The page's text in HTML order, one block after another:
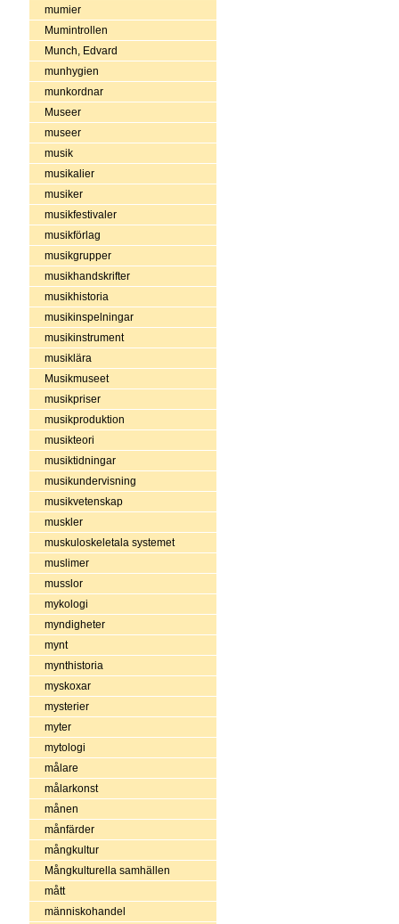
mumier
Mumintrollen
Munch, Edvard
munhygien
munkordnar
Museer
museer
musik
musikalier
musiker
musikfestivaler
musikförlag
musikgrupper
musikhandskrifter
musikhistoria
musikinspelningar
musikinstrument
musiklära
Musikmuseet
musikpriser
musikproduktion
musikteori
musiktidningar
musikundervisning
musikvetenskap
muskler
muskuloskeletala systemet
muslimer
musslor
mykologi
myndigheter
mynt
mynthistoria
myskoxar
mysterier
myter
mytologi
målare
målarkonst
månen
månfärder
mångkultur
Mångkulturella samhällen
mått
människohandel